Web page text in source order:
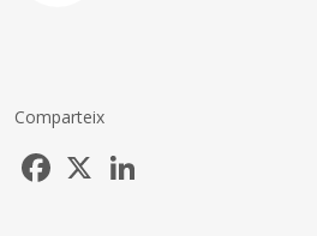
Comparteix
Facebook